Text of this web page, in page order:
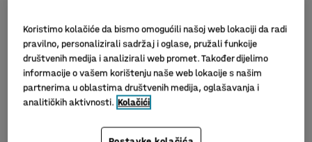
Dostupan u nekoliko opcija
Koristimo kolačiće da bismo omogućili našoj web lokaciji da radi
pravilno, personalizirali sadržaj i oglase, pružali funkcije
društvenih medija i analizirali web promet. Također dijelimo
informacije o vašem korištenju naše web lokacije s našim
partnerima u oblastima društvenih medija, oglašavanja i
analitičkih aktivnosti. Kolačići